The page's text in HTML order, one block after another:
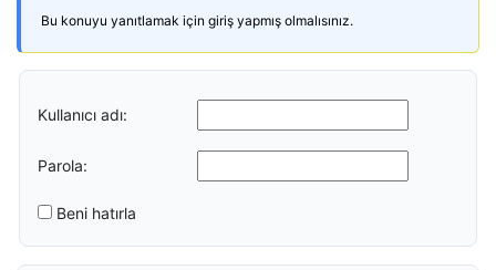
Bu konuyu yanıtlamak için giriş yapmış olmalısınız.
Kullanıcı adı:
Parola:
Beni hatırla